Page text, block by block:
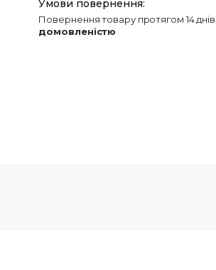
повернення товару протягом 14 днів
домовленістю